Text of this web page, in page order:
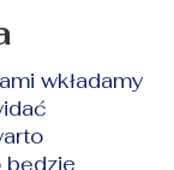
wkładamy
będzie